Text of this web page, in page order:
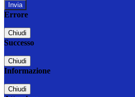
Errore
Chiudi
Successo
Chiudi
Informazione
Chiudi